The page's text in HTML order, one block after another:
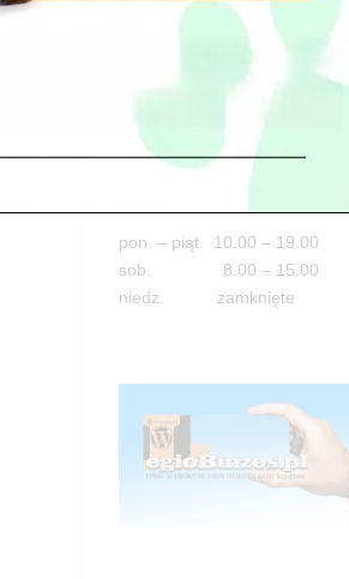
05-100 Nowy Dwór Mazowiecki
tel. 503 900 215
pon. – piąt. 10.00 – 19.00
sob. 8.00 – 15.00
niedz. zamknięte